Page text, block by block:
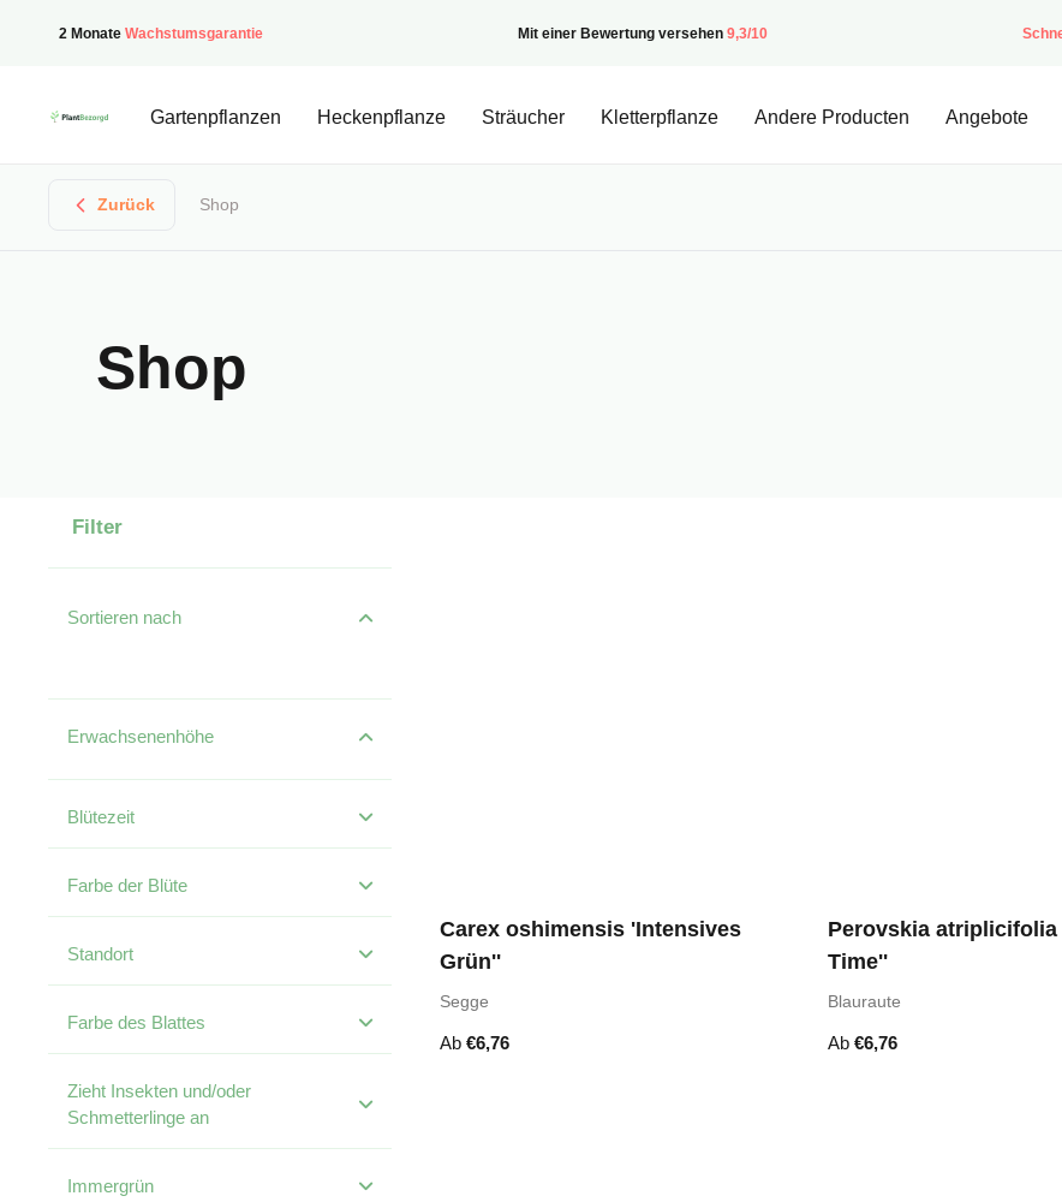
2 Monate Wachstumsgarantie Mit einer Bewertung versehen 9,3/10
PflanzenGeliefert
Gartenpflanzen Heckenpflanze Sträucher Kletterpflanze Andere Producten Angebote
Zurück Shop
Shop
Filter
Sortieren nach
Erwachsenenhöhe
Blütezeit
Farbe der Blüte
Standort
Farbe des Blattes
Zieht Insekten und/oder
Schmetterlinge an
Immergrün
Carex oshimensis 'Intensives
Grün''
Segge
Ab €6,76
Perovskia atriplicifolia
Time''
Blauraute
Ab €6,76